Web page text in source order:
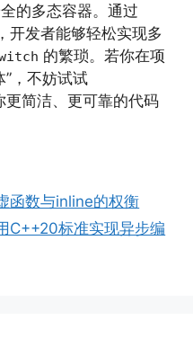
的多态容器。通过
开发者能够轻松实现多
的繁琐。若你在项
”，不妨试试
更简洁、更可靠的代码
函数与inline的权衡
C++20标准实现异步编